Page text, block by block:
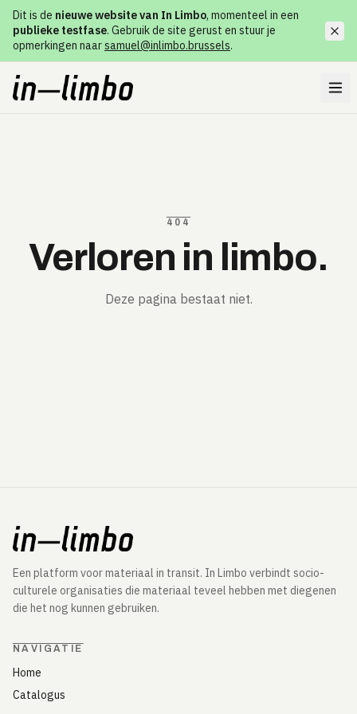
Dit is de nieuwe website van In Limbo, momenteel in een
publieke testfase. Gebruik de site gerust en stuur je
opmerkingen naarsamuel@inlimbo.brussels.
404
Verloren in limbo.
Deze pagina bestaat niet.
Een platform voor materiaal in transit. In Limbo verbindt socio-
culturele organisaties die materiaal teveel hebben met diegenen
die het nog kunnen gebruiken.
NAVIGATIE
Home
Catalogus